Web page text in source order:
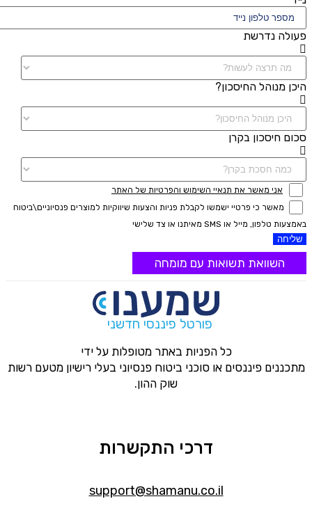
פעולה נדרשת
היכן מנוהל החיסכון?
סכום חיסכון בקרן
אני מאשר את תנאיי השימוש והפרטיות של האתר
מאשר כי פרטיי ישמשו לקבלת פניות והצעות שיווקיות למוצרים פנסיוניים\ביטוח
באמצעות טלפון, מייל או SMS מאיתנו או צד שלישי
שליחה
השוואת תשואות עם מומחה
פורטל פיננסי חדשני
כל הפניות באתר מטופלות על ידי
מתכננים פיננסים או סוכני ביטוח פנסיוני בעלי רישיון מטעם רשות
שוק ההון.
דרכי התקשרות
support@shamanu.co.il